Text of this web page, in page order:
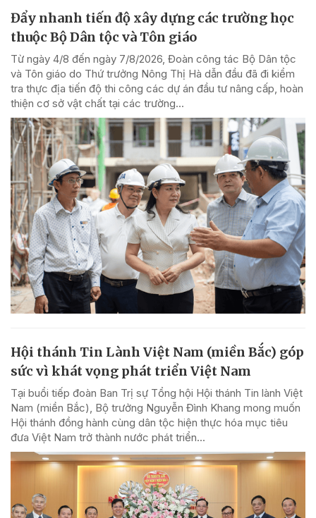
Đẩy nhanh tiến độ xây dựng các trường học
thuộc Bộ Dân tộc và Tôn giáo
Từ ngày 4/8 đến ngày 7/8/2026, Đoàn công tác Bộ Dân tộc
và Tôn giáo do Thứ trưởng Nông Thị Hà dẫn đầu đã đi kiểm
tra thực địa tiến độ thi công các dự án đầu tư nâng cấp, hoàn
thiện cơ sở vật chất tại các trường...
Hội thánh Tin Lành Việt Nam (miền Bắc) góp
sức vì khát vọng phát triển Việt Nam
Tại buổi tiếp đoàn Ban Trị sự Tổng hội Hội thánh Tin lành Việt
Nam (miền Bắc), Bộ trưởng Nguyễn Đình Khang mong muốn
Hội thánh đồng hành cùng dân tộc hiện thực hóa mục tiêu
đưa Việt Nam trở thành nước phát triển...